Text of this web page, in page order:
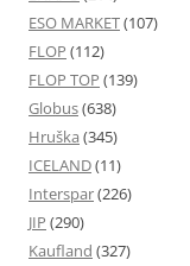
ESO MARKET(107)
FLOP (112)
FLOP TOP (139)
Globus(638)
Hruška (345)
ICELAND(11)
Interspar(226)
JIP (290)
Kaufland (327)